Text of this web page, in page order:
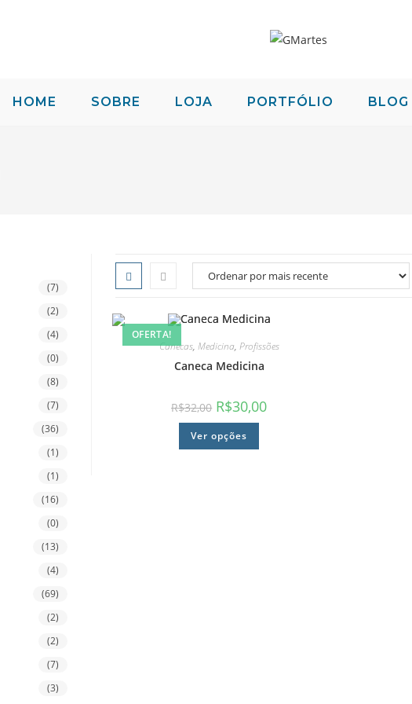
HOME SOBRE LOJA PORTFÓLIO BLOG
OFERTA!
Canecas, Medicina, Profissões
Caneca Medicina
R$32,00 R$30,00
Ver opções
(7)
(2)
(4)
(0)
(8)
(7)
(36)
(1)
(1)
(16)
(0)
(13)
(4)
(69)
(2)
(2)
(7)
(3)